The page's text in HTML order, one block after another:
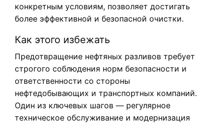
конкретным условиям, позволяет достигать
более эффективной и безопасной очистки.
Как этого избежать
Предотвращение нефтяных разливов требует
строгого соблюдения норм безопасности и
ответственности со стороны
нефтедобывающих и транспортных компаний.
Один из ключевых шагов — регулярное
техническое обслуживание и модернизация